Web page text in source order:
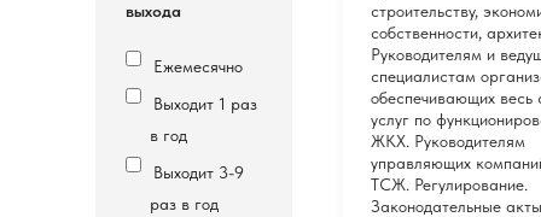
выхода
Ежемесячно
Выходит 1 раз
в год
Выходит 3-9
раз в год
строительству,
собственности,
Руководителям и
специалистам
обеспечивающих весь
услуг по
ЖКХ. Руководителям
управляющих
ТСЖ. Регулирование.
Законодательные